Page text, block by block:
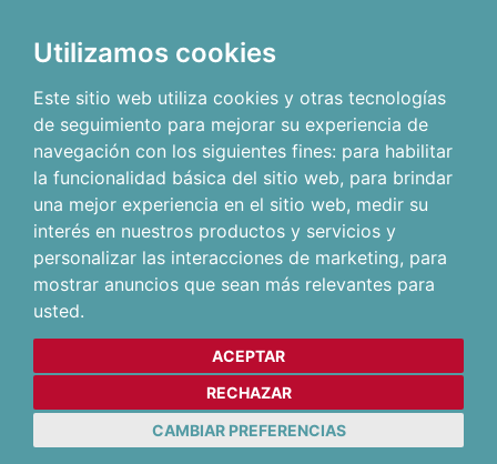
Utilizamos cookies
Este sitio web utiliza cookies y otras tecnologías
de seguimiento para mejorar su experiencia de
navegación con los siguientes fines: para habilitar
la funcionalidad básica del sitio web, para brindar
una mejor experiencia en el sitio web, medir su
interés en nuestros productos y servicios y
personalizar las interacciones de marketing, para
mostrar anuncios que sean más relevantes para
usted.
ACEPTAR
RECHAZAR
CAMBIAR PREFERENCIAS